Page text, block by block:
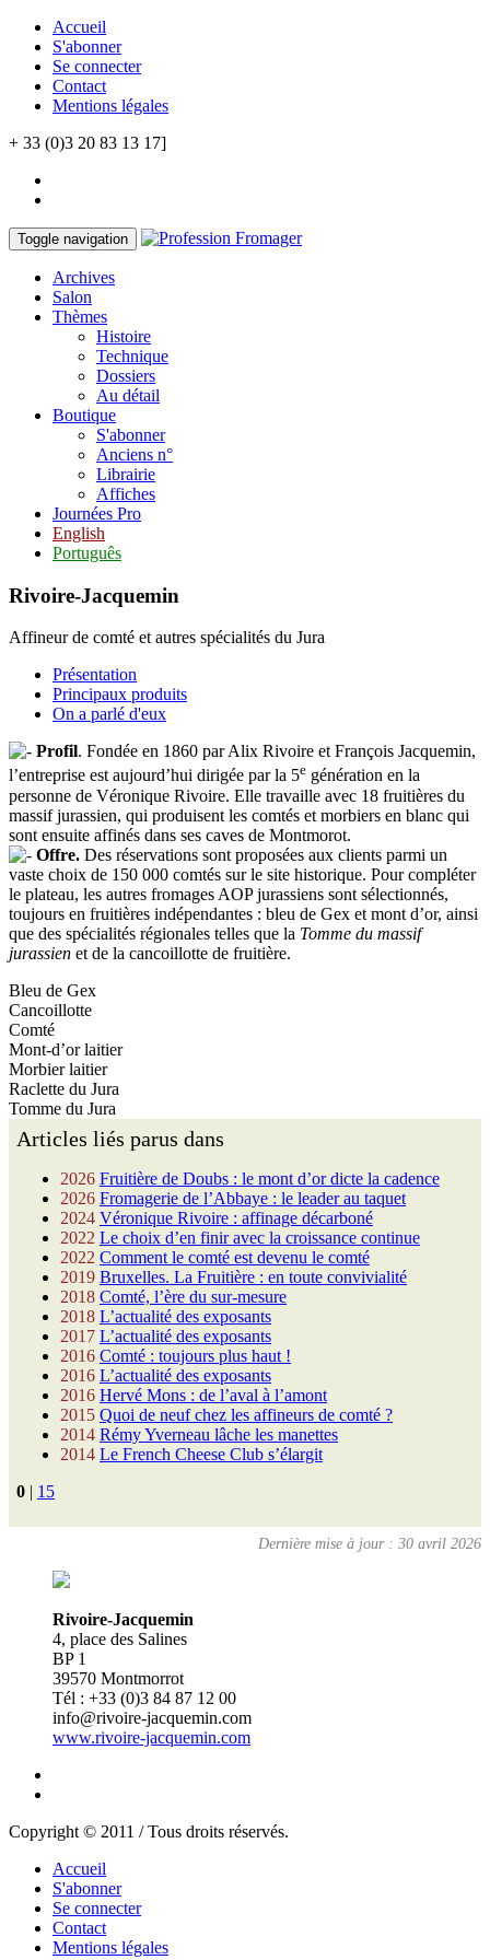
Accueil
S'abonner
Se connecter
Contact
Mentions légales
+ 33 (0)3 20 83 13 17]
Toggle navigation
Archives
Salon
Thèmes
Histoire
Technique
Dossiers
Au détail
Boutique
S'abonner
Anciens n°
Librairie
Affiches
Journées Pro
English
Português
Rivoire-Jacquemin
Affineur de comté et autres spécialités du Jura
Présentation
Principaux produits
On a parlé d'eux
Profil. Fondée en 1860 par Alix Rivoire et François Jacquemin,
l’entreprise est aujourd’hui dirigée par la 5e génération en la
personne de Véronique Rivoire. Elle travaille avec 18 fruitières du
massif jurassien, qui produisent les comtés et morbiers en blanc qui
sont ensuite affinés dans ses caves de Montmorot.
Offre. Des réservations sont proposées aux clients parmi un
vaste choix de 150 000 comtés sur le site historique. Pour compléter
le plateau, les autres fromages AOP jurassiens sont sélectionnés,
toujours en fruitières indépendantes : bleu de Gex et mont d’or, ainsi
que des spécialités régionales telles que la Tomme du massif
jurassien et de la cancoillotte de fruitière.
Bleu de Gex
Cancoillotte
Comté
Mont-d’or laitier
Morbier laitier
Raclette du Jura
Tomme du Jura
Articles liés parus dans
2026 Fruitière de Doubs : le mont d’or dicte la cadence
2026 Fromagerie de l’Abbaye : le leader au taquet
2024 Véronique Rivoire : affinage décarboné
2022 Le choix d’en finir avec la croissance continue
2022 Comment le comté est devenu le comté
2019 Bruxelles. La Fruitière : en toute convivialité
2018 Comté, l’ère du sur-mesure
2018 L’actualité des exposants
2017 L’actualité des exposants
2016 Comté : toujours plus haut !
2016 L’actualité des exposants
2016 Hervé Mons : de l’aval à l’amont
2015 Quoi de neuf chez les affineurs de comté ?
2014 Rémy Yverneau lâche les manettes
2014 Le French Cheese Club s’élargit
0 | 15
Dernière mise à jour : 30 avril 2026
Rivoire-Jacquemin
4, place des Salines
BP 1
39570 Montmorrot
Tél : +33 (0)3 84 87 12 00
info@rivoire-jacquemin.com
www.rivoire-jacquemin.com
Copyright © 2011 / Tous droits réservés.
Accueil
S'abonner
Se connecter
Contact
Mentions légales